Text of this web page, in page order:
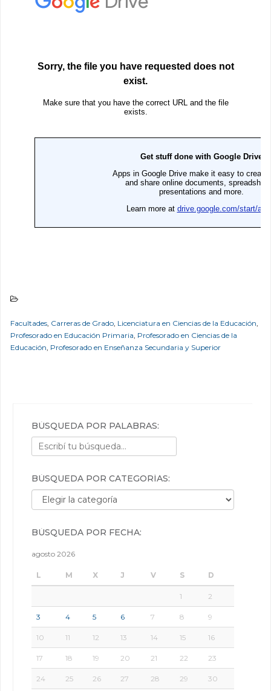
Facultades, Carreras de Grado, Licenciatura en Ciencias de la Educación,
Profesorado en Educación Primaria, Profesorado en Ciencias de la
Educación, Profesorado en Enseñanza Secundaria y Superior
BÚSQUEDA POR PALABRAS:
BÚSQUEDA POR CATEGORÍAS:
Búsqueda por categorías:
BÚSQUEDA POR FECHA:
agosto 2026
L M X J V S D
1 2
3 4 5 6 7 8 9
10 11 12 13 14 15 16
17 18 19 20 21 22 23
24 25 26 27 28 29 30